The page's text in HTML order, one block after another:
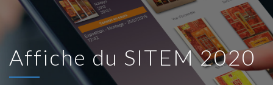
Affiche du SITEM 2020